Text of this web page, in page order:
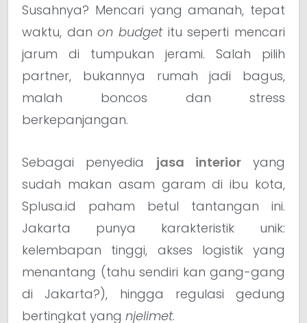
Susahnya? Mencari yang amanah, tepat
waktu, danon budgetitu seperti mencari
jarum di tumpukan jerami. Salah pilih
partner, bukannya rumah jadi bagus,
malah boncos dan stress
berkepanjangan.
Sebagai penyedia jasa interioryang
sudah makan asam garam di ibu kota,
Splusa.id paham betul tantangan ini.
Jakarta punya karakteristik unik:
kelembapan tinggi, akses logistik yang
menantang (tahu sendiri kan gang-gang
di Jakarta?), hingga regulasi gedung
bertingkat yang njelimet.